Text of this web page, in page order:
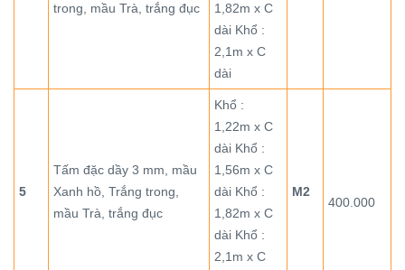
trong, mầu Trà, trắng đục
1,82m x C
dài Khổ :
2,1m x C
dài
5
Tấm đặc dầy 3 mm, mầu
Xanh hồ, Trắng trong,
mầu Trà, trắng đục
Khổ :
1,22m x C
dài Khổ :
1,56m x C
dài Khổ :
1,82m x C
dài Khổ :
2,1m x C
M2
400.000